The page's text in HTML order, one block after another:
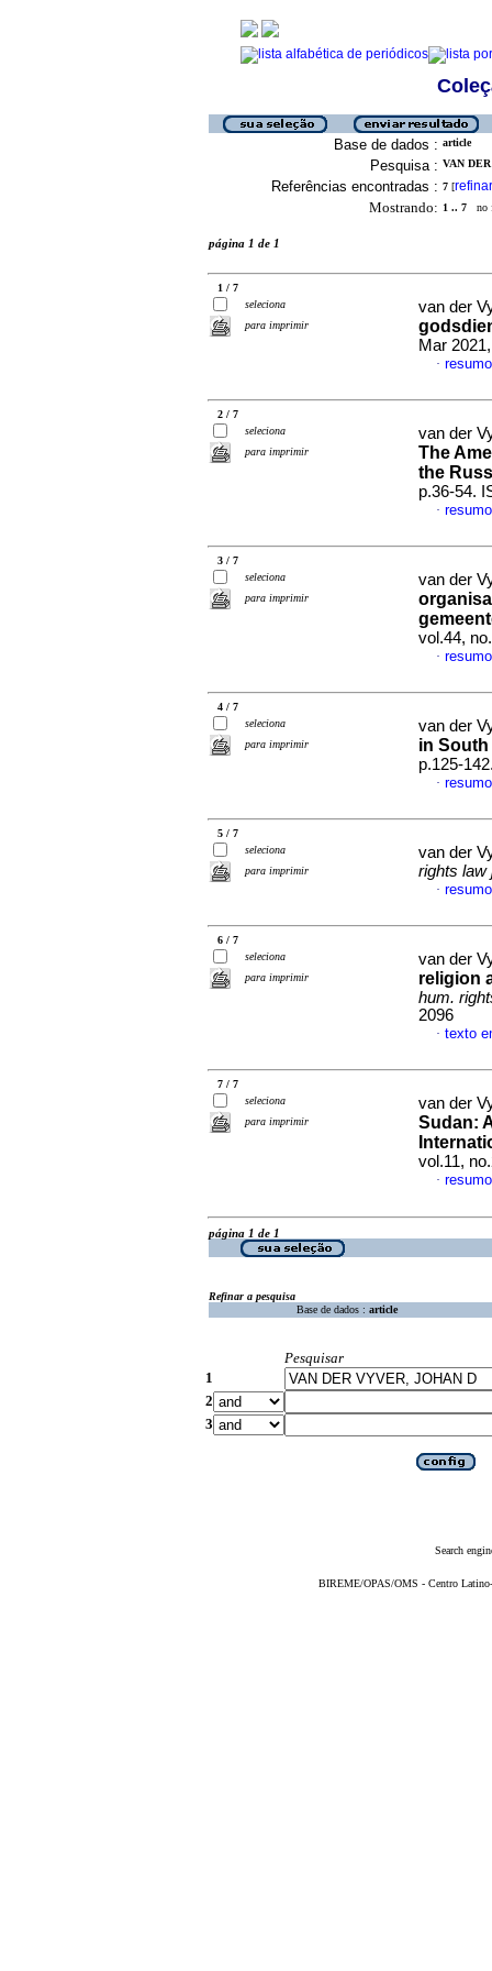
Base de dados : article
Pesquisa : VAN
Referências encontradas : 7 [refinar
Mostrando: 1 .. 7 no
página 1 de 1
1 / 7
seleciona
para imprimir
van der
Mar
·
2 / 7
seleciona
para imprimir
van der
The
the
p.36-54.
·
3 / 7
seleciona
para imprimir
van der
vol.44,
·
4 / 7
seleciona
para imprimir
van der
in
p.125-
·
5 / 7
seleciona
para imprimir
van der
rights law
·
6 / 7
seleciona
para imprimir
van der
religion
hum.
2096
· texto
7 / 7
seleciona
para imprimir
van der
Sudan:
vol.11,
·
página 1 de 1
Refinar a pesquisa
Base de dados : article
Pesquisar
1
2
3
Search
BIREME/OPAS/OMS - Centro Latino-